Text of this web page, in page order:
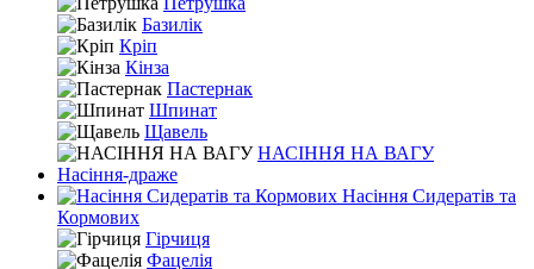
Базилік
Кріп
Кінза
Пастернак
Шпинат
Щавель
НАСІННЯ НА ВАГУ
Насіння-драже
Насіння Сидератів та
Кормових
Гірчиця
Фацелія